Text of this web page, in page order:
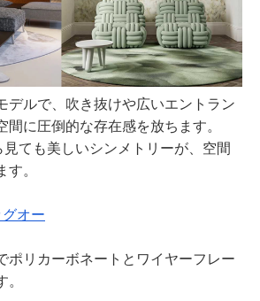
デルで、吹き抜けや広いエントラン
間に圧倒的な存在感を放ちます。
ても美しいシンメトリーが、空間
。
オー
ポリカーボネートとワイヤーフレー